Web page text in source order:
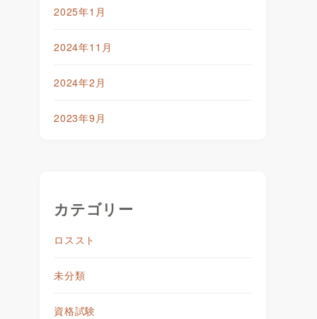
2025年1月
2024年11月
2024年2月
2023年9月
カテゴリー
ロススト
未分類
資格試験